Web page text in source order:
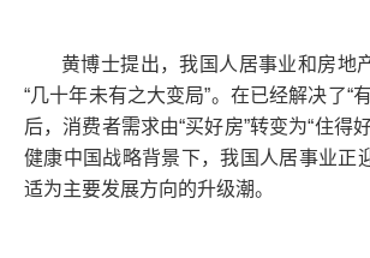
黄博士提出，我国人居事业和房地
“几十年未有之大变局”。在已经解决了“
后，消费者需求由“买好房”转变为“住得
健康中国战略背景下，我国人居事业正
适为主要发展方向的升级潮。